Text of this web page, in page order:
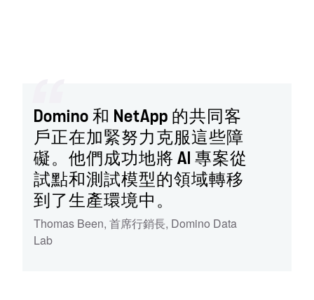
Domino 和 NetApp 的共同客
戶正在加緊努力克服這些障
礙。他們成功地將 AI 專案從
試點和測試模型的領域轉移
到了生產環境中。
Thomas Been, 首席行銷長, Domino Data
Lab